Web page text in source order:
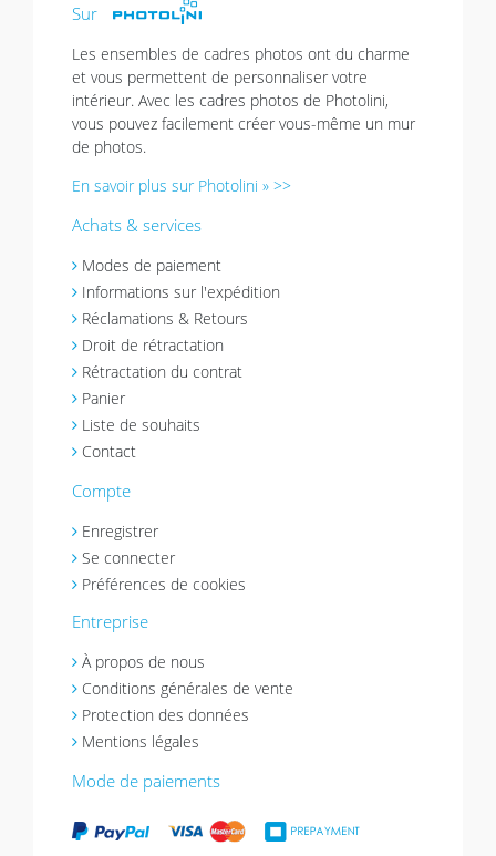
Sur
Les ensembles de cadres photos ont du charme
et vous permettent de personnaliser votre
intérieur. Avec les cadres photos de Photolini,
vous pouvez facilement créer vous-même un mur
de photos.
En savoir plus sur Photolini » >>
Achats & services
Modes de paiement
Informations sur l'expédition
Réclamations & Retours
Droit de rétractation
Rétractation du contrat
Panier
Liste de souhaits
Contact
Compte
Enregistrer
Se connecter
Préférences de cookies
Entreprise
À propos de nous
Conditions générales de vente
Protection des données
Mentions légales
Mode de paiements